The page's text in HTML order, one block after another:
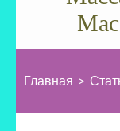
Главная >